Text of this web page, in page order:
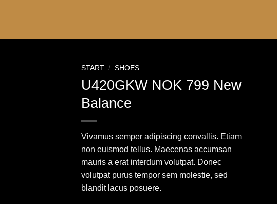
START / SHOES
U420GKW NOK 799 New
Balance
Vivamus semper adipiscing convallis. Etiam
non euismod tellus. Maecenas accumsan
mauris a erat interdum volutpat. Donec
volutpat purus tempor sem molestie, sed
blandit lacus posuere.